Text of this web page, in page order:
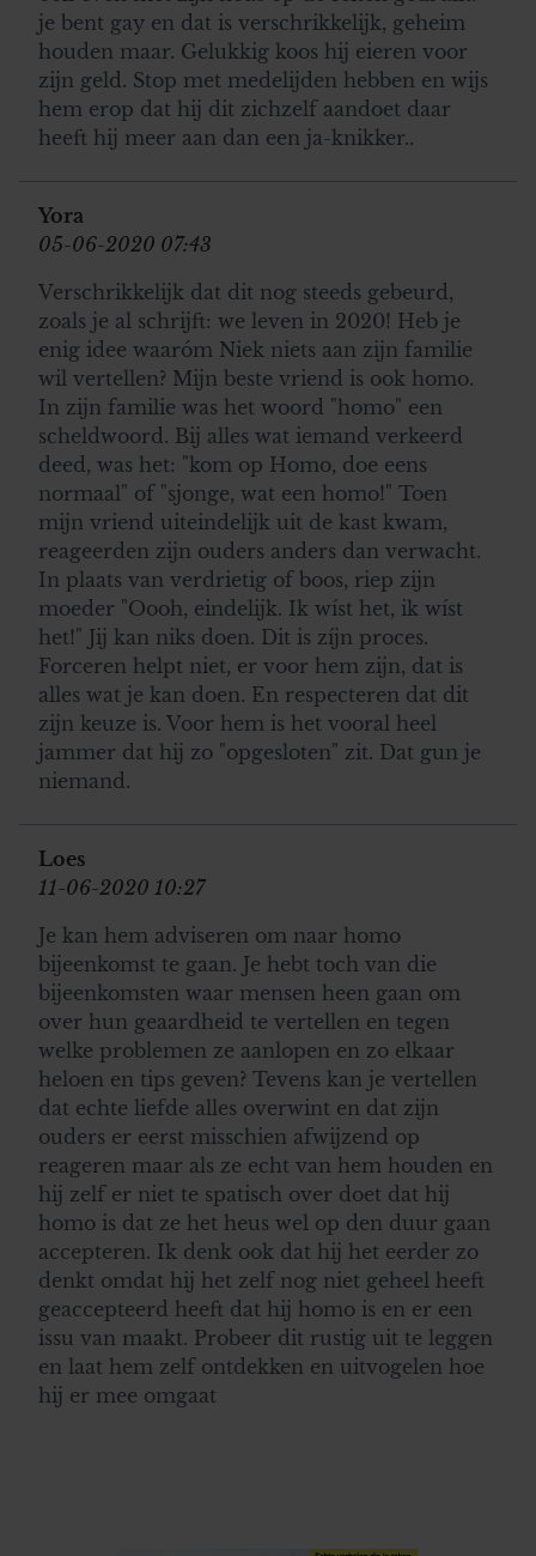
je bent gay en dat is verschrikkelijk, geheim
houden maar. Gelukkig koos hij eieren voor
zijn geld. Stop met medelijden hebben en wijs
hem erop dat hij dit zichzelf aandoet daar
heeft hij meer aan dan een ja-knikker..
Yora
05-06-2020 07:43
Verschrikkelijk dat dit nog steeds gebeurd,
zoals je al schrijft: we leven in 2020! Heb je
enig idee waaróm Niek niets aan zijn familie
wil vertellen? Mijn beste vriend is ook homo.
In zijn familie was het woord "homo" een
scheldwoord. Bij alles wat iemand verkeerd
deed, was het: "kom op Homo, doe eens
normaal" of "sjonge, wat een homo!" Toen
mijn vriend uiteindelijk uit de kast kwam,
reageerden zijn ouders anders dan verwacht.
In plaats van verdrietig of boos, riep zijn
moeder "Oooh, eindelijk. Ik wíst het, ik wíst
het!" Jij kan niks doen. Dit is zíjn proces.
Forceren helpt niet, er voor hem zijn, dat is
alles wat je kan doen. En respecteren dat dit
zijn keuze is. Voor hem is het vooral heel
jammer dat hij zo "opgesloten" zit. Dat gun je
niemand.
Loes
11-06-2020 10:27
Je kan hem adviseren om naar homo
bijeenkomst te gaan. Je hebt toch van die
bijeenkomsten waar mensen heen gaan om
over hun geaardheid te vertellen en tegen
welke problemen ze aanlopen en zo elkaar
heloen en tips geven? Tevens kan je vertellen
dat echte liefde alles overwint en dat zijn
ouders er eerst misschien afwijzend op
reageren maar als ze echt van hem houden en
hij zelf er niet te spatisch over doet dat hij
homo is dat ze het heus wel op den duur gaan
accepteren. Ik denk ook dat hij het eerder zo
denkt omdat hij het zelf nog niet geheel heeft
geaccepteerd heeft dat hij homo is en er een
issu van maakt. Probeer dit rustig uit te leggen
en laat hem zelf ontdekken en uitvogelen hoe
hij er mee omgaat